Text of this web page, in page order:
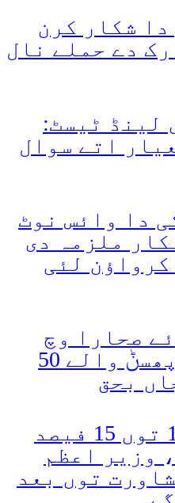
شکار کرن
دے حملے نال
لینڈ ٹیسٹ:
اتے سوال
دا وائس نوٹ
ملزمہ دی
لئی
صحارا وچ
گڈی خراب ہو کے پھسݨ والے 50
بحق
تنخواہواں وچ 10 توں 15 فیصد
وزیر اعظم
توں بعد